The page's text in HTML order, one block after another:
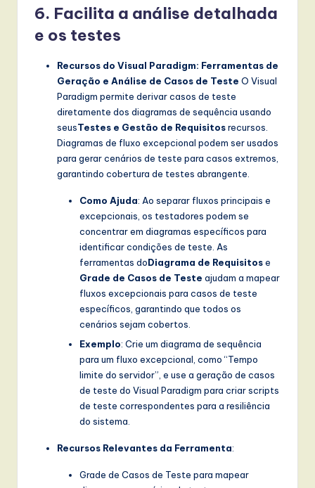
6. Facilita a análise detalhada
e os testes
Recursos do Visual Paradigm: Ferramentas de
Geração e Análise de Casos de Teste O Visual
Paradigm permite derivar casos de teste
diretamente dos diagramas de sequência usando
seusTestes e Gestão de Requisitosrecursos.
Diagramas de fluxo excepcional podem ser usados
para gerar cenários de teste para casos extremos,
garantindo cobertura de testes abrangente.
Como Ajuda: Ao separar fluxos principais e
excepcionais, os testadores podem se
concentrar em diagramas específicos para
identificar condições de teste. As
ferramentas doDiagrama de Requisitose
Grade de Casos de Teste ajudam a mapear
fluxos excepcionais para casos de teste
específicos, garantindo que todos os
cenários sejam cobertos.
Exemplo: Crie um diagrama de sequência
para um fluxo excepcional, como “Tempo
limite do servidor”, e use a geração de casos
de teste do Visual Paradigm para criar scripts
de teste correspondentes para a resiliência
do sistema.
Recursos Relevantes da Ferramenta:
Grade de Casos de Teste para mapear